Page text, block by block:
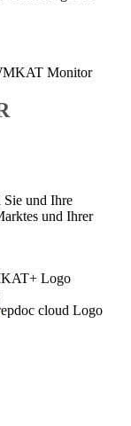
Sie und Ihre
und Ihrer